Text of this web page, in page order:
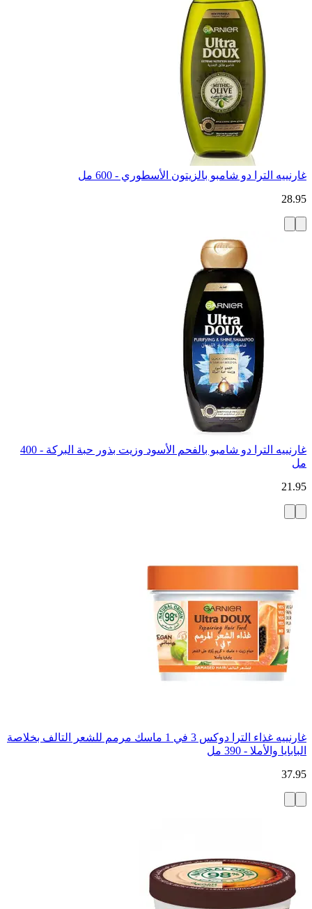
غارنييه الترا دو شامبو بالزيتون الأسطوري - 600 مل
28.95
غارنييه الترا دو شامبو بالفحم الأسود وزيت بذور حبة البركة - 400
مل
21.95
غارنييه غذاء الترا دوكس 3 في 1 ماسك مرمم للشعر التالف بخلاصة
البابايا والأملا - 390 مل
37.95